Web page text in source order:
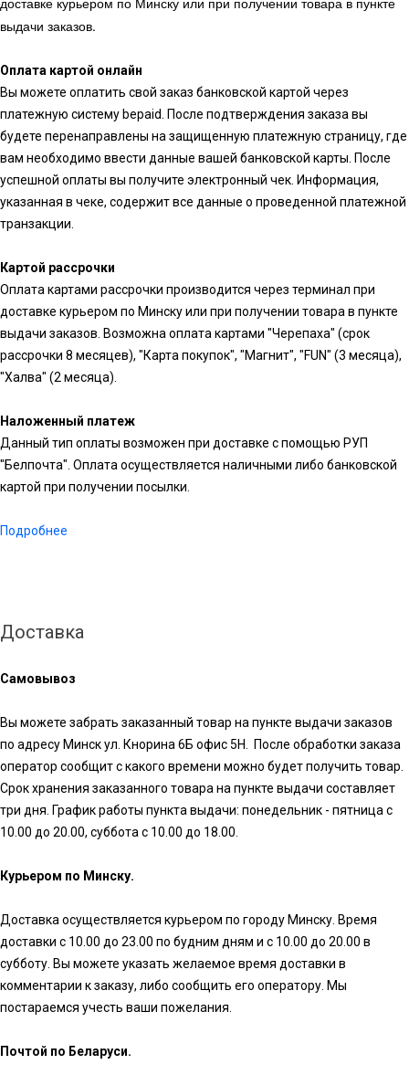
выдачи заказов.
Оплата картой онлайн
Вы можете оплатить свой заказ банковской картой через
платежную систему bepaid. После подтверждения заказа вы
будете перенаправлены на защищенную платежную страницу, где
вам необходимо ввести данные вашей банковской карты. После
успешной оплаты вы получите электронный чек. Информация,
указанная в чеке, содержит все данные о проведенной платежной
транзакции.
Картой рассрочки
Оплата картами рассрочки производится через терминал при
доставке курьером по Минску или при получении товара в пункте
выдачи заказов. Возможна оплата картами "Черепаха" (срок
рассрочки 8 месяцев), "Карта покупок", "Магнит", "FUN" (3 месяца),
"Халва" (2 месяца).
Наложенный платеж
Данный тип оплаты возможен при доставке с помощью РУП
"Белпочта". Оплата осуществляется наличными либо банковской
картой при получении посылки.
Подробнее
Доставка
Самовывоз
Вы можете забрать заказанный товар на пункте выдачи заказов
по адресу Минск ул. Кнорина 6Б офис 5Н. После обработки заказа
оператор сообщит с какого времени можно будет получить товар.
Срок хранения заказанного товара на пункте выдачи составляет
три дня. График работы пункта выдачи: понедельник - пятница с
10.00 до 20.00, суббота с 10.00 до 18.00.
Курьером по Минску.
Доставка осуществляется курьером по городу Минску. Время
доставки с 10.00 до 23.00 по будним дням и с 10.00 до 20.00 в
субботу. Вы можете указать желаемое время доставки в
комментарии к заказу, либо сообщить его оператору. Мы
постараемся учесть ваши пожелания.
Почтой по Беларуси.